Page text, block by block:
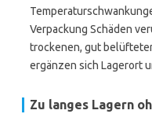
Verpackung Schäden
trockenen, gut
ergänzen sich Lagerort
Zu langes Lagern